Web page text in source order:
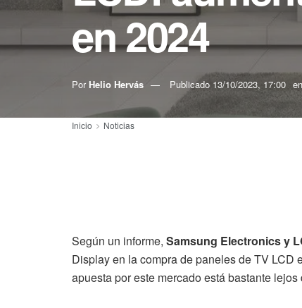
en 2024
Por Helio Hervás Publicado 13/10/2023, 17:00 en
Inicio Noticias
Según un informe, Samsung Electronics y
Display en la compra de paneles de TV LCD
apuesta por este mercado está bastante